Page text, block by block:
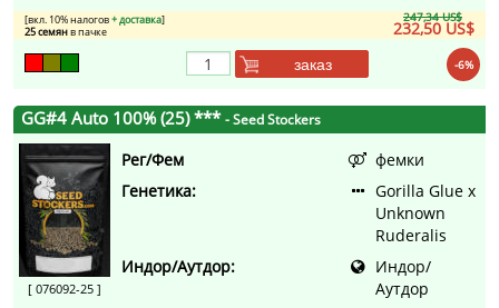
247,34 US$
232,50 US$
[вкл. 10% налогов+ доставка]
25 семянв пачке
-6%
заказ
GG#4 Auto 100% (25) ***- Seed Stockers
[ 076092-25 ]
Рег/Фем
фемки
Генетика:
Gorilla Glue x
Unknown
Ruderalis
Индор/Аутдор:
Индор/
Аутдор